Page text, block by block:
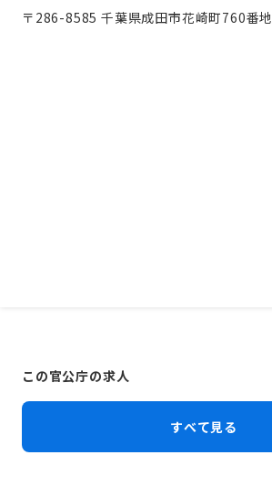
〒286-8585 千葉県成田市花崎町760番地
この官公庁の求人
すべて見る